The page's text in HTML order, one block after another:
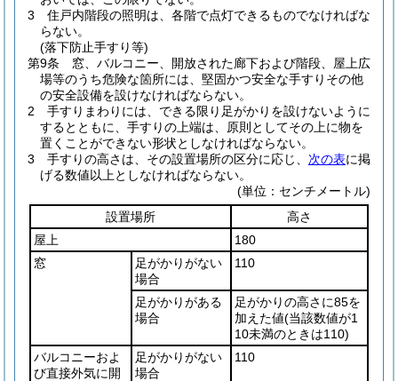
3
住戸内階段の照明は、各階で点灯できるものでなければな
らない。
(落下防止手すり等)
第9条
窓、バルコニー、開放された廊下および階段、屋上広
場等のうち危険な箇所には、堅固かつ安全な手すりその他
の安全設備を設けなければならない。
2
手すりまわりには、できる限り足がかりを設けないように
するとともに、手すりの上端は、原則としてその上に物を
置くことができない形状としなければならない。
3
手すりの高さは、その設置場所の区分に応じ、 次の表に掲
げる数値以上としなければならない。
(単位：センチメートル)
設置場所
高さ
屋上
180
窓
足がかりがない
場合
110
足がかりがある
場合
足がかりの高さに85を
加えた値(当該数値が1
10未満のときは110)
バルコニーおよ
び直接外気に開
足がかりがない
場合
110